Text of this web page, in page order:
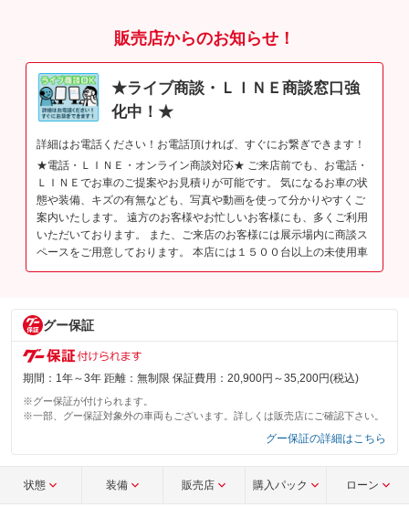
販売店からのお知らせ！
★ライブ商談・ＬＩＮＥ商談窓口強
化中！★
詳細はお電話ください！お電話頂ければ、すぐにお繋ぎできます！
★電話・ＬＩＮＥ・オンライン商談対応★ ご来店前でも、お電話・
ＬＩＮＥでお車のご提案やお見積りが可能です。 気になるお車の状
態や装備、キズの有無なども、写真や動画を使って分かりやすくご
案内いたします。 遠方のお客様やお忙しいお客様にも、多くご利用
いただいております。 また、ご来店のお客様には展示場内に商談ス
ペースをご用意しております。 本店には１５００台以上の未使用車
グー保証
期間：1年～3年 距離：無制限 保証費用：20,900円～35,200円(税込)
※グー保証が付けられます。
※一部、グー保証対象外の車両もございます。詳しくは販売店にご確認下さい。
グー保証の詳細はこちら
状態 装備 販売店 購入パック ローン